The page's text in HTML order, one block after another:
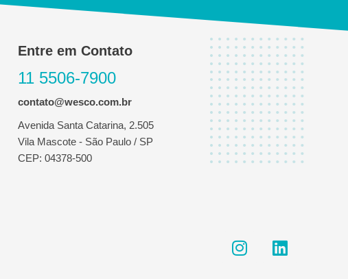
Entre em Contato
11 5506-7900
contato@wesco.com.br
Avenida Santa Catarina, 2.505
Vila Mascote - São Paulo / SP
CEP: 04378-500
I
n
L
i